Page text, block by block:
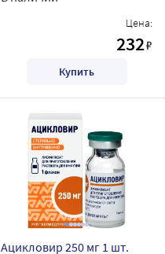
Цена:
232₽
Купить
Ацикловир 250 мг 1 шт.